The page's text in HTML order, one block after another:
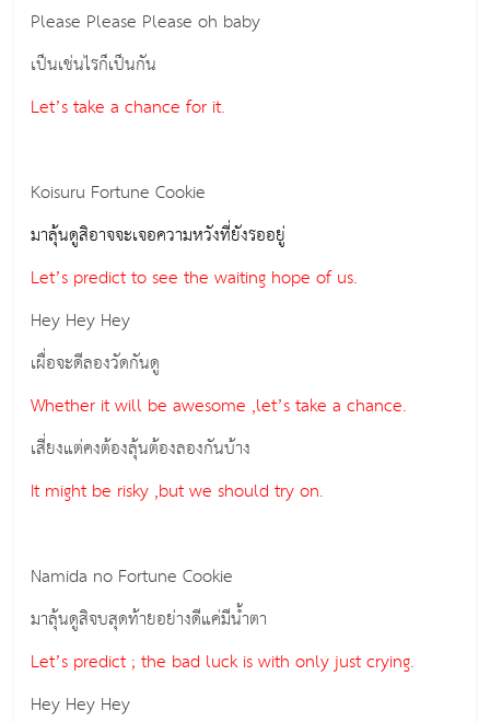
Please Please Please oh baby
เป็นเช่นไรก็เป็นกัน
Let’s take a chance for it.
Koisuru Fortune Cookie
มาลุ้นดูสิอาจจะเจอความหวังที่ยังรออยู่
Let’s predict to see the waiting hope of us.
Hey Hey Hey
เผื่อจะดีลองวัดกันดู
Whether it will be awesome ,let’s take a chance.
เสี่ยงแต่คงต้องลุ้นต้องลองกันบ้าง
It might be risky ,but we should try on.
Namida no Fortune Cookie
มาลุ้นดูสิจบสุดท้ายอย่างดีแค่มีน้ำตา
Let’s predict ; the bad luck is with only just crying.
Hey Hey Hey